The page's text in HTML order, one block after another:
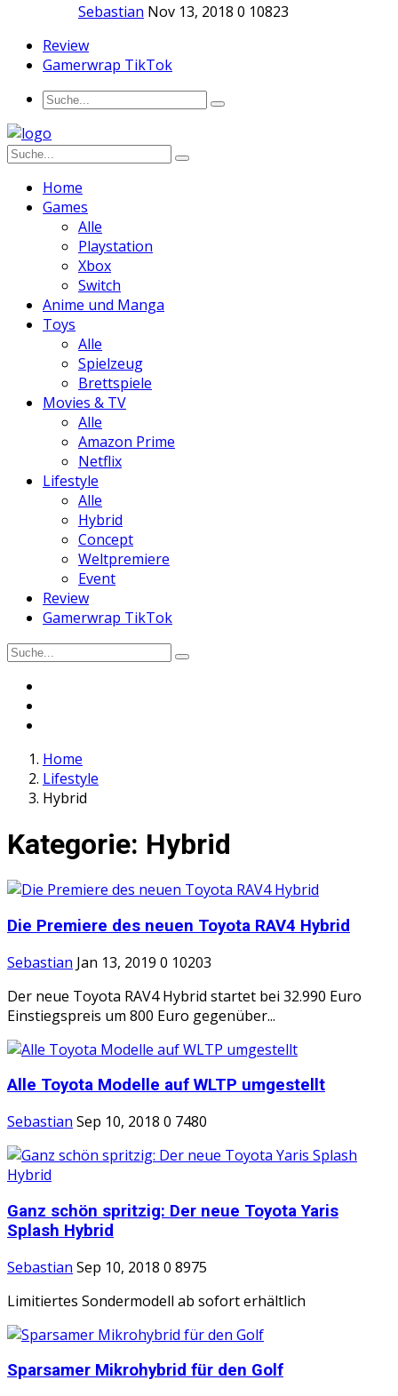
Sebastian Nov 13, 2018 0 10823
Review
Gamerwrap TikTok
Home
Games
Alle
Playstation
Xbox
Switch
Anime und Manga
Toys
Alle
Spielzeug
Brettspiele
Movies & TV
Alle
Amazon Prime
Netflix
Lifestyle
Alle
Hybrid
Concept
Weltpremiere
Event
Review
Gamerwrap TikTok
Home
Lifestyle
Hybrid
Kategorie: Hybrid
Die Premiere des neuen Toyota RAV4 Hybrid
Sebastian Jan 13, 2019 0 10203
Der neue Toyota RAV4 Hybrid startet bei 32.990 Euro
Einstiegspreis um 800 Euro gegenüber...
Alle Toyota Modelle auf WLTP umgestellt
Sebastian Sep 10, 2018 0 7480
Ganz schön spritzig: Der neue Toyota Yaris
Splash Hybrid
Sebastian Sep 10, 2018 0 8975
Limitiertes Sondermodell ab sofort erhältlich
Sparsamer Mikrohybrid für den Golf